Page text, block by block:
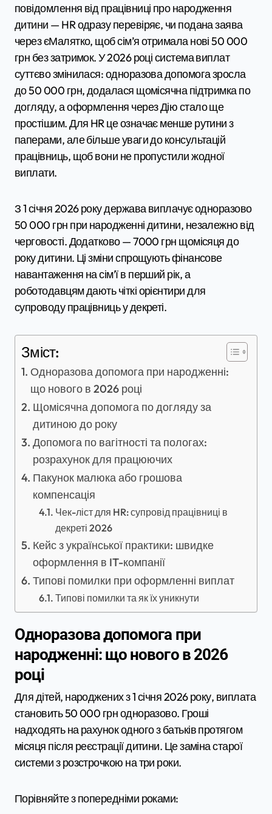
повідомлення від працівниці про народження
дитини — HR одразу перевіряє, чи подана заява
через єМалятко, щоб сім’я отримала нові 50 000
грн без затримок. У 2026 році система виплат
суттєво змінилася: одноразова допомога зросла
до 50 000 грн, додалася щомісячна підтримка по
догляду, а оформлення через Дію стало ще
простішим. Для HR це означає менше рутини з
паперами, але більше уваги до консультацій
працівниць, щоб вони не пропустили жодної
виплати.
З 1 січня 2026 року держава виплачує одноразово
50 000 грн при народженні дитини, незалежно від
черговості. Додатково — 7000 грн щомісяця до
року дитини. Ці зміни спрощують фінансове
навантаження на сім’ї в перший рік, а
роботодавцям дають чіткі орієнтири для
супроводу працівниць у декреті.
Зміст:
Одноразова допомога при народженні:
що нового в 2026 році
Щомісячна допомога по догляду за
дитиною до року
Допомога по вагітності та пологах:
розрахунок для працюючих
Пакунок малюка або грошова
компенсація
Чек-ліст для HR: супровід працівниці в
декреті 2026
Кейс з української практики: швидке
оформлення в IT-компанії
Типові помилки при оформленні виплат
Типові помилки та як їх уникнути
Одноразова допомога при
народженні: що нового в 2026
році
Для дітей, народжених з 1 січня 2026 року, виплата
становить 50 000 грн одноразово. Гроші
надходять на рахунок одного з батьків протягом
місяця після реєстрації дитини. Це заміна старої
системи з розстрочкою на три роки.
Порівняйте з попередніми роками: